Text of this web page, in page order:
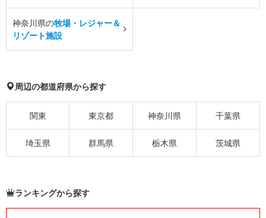
神奈川県の牧場・レジャー＆
リゾート施設
周辺の都道府県から探す
関東 東京都 神奈川県 千葉県
埼玉県 群馬県 栃木県 茨城県
ランキングから探す